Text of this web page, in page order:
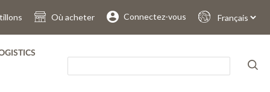
Où acheter Connectez-vous
Sprache
auswählen
. . . . .